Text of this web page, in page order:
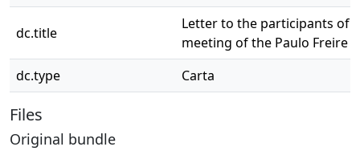
dc.title
Letter to the participants of
meeting of the Paulo Freire
dc.type
Carta
Files
Original bundle